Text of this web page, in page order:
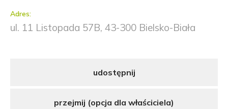
Adres:
ul. 11 Listopada 57B, 43-300 Bielsko-Biała
udostępnij
przejmij (opcja dla właściciela)